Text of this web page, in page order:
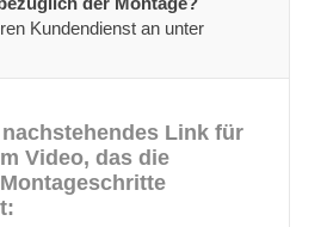
Kundendienst an unter
Link für
Video, das die